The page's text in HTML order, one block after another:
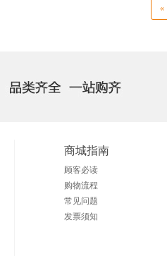
«
商城指南
顾客必读
购物流程
常见问题
发票须知